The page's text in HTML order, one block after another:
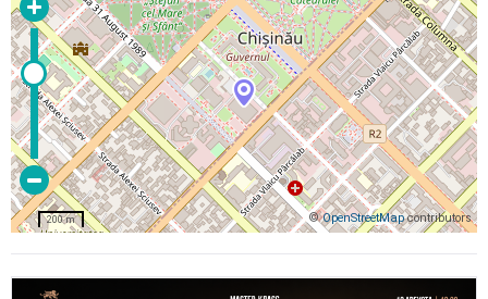
©OpenStreetMapcontributors
200 m